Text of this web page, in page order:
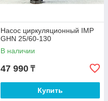
Насос циркуляционный IMP
GHN 25/60-130
В наличии
47 990 ₸
Купить